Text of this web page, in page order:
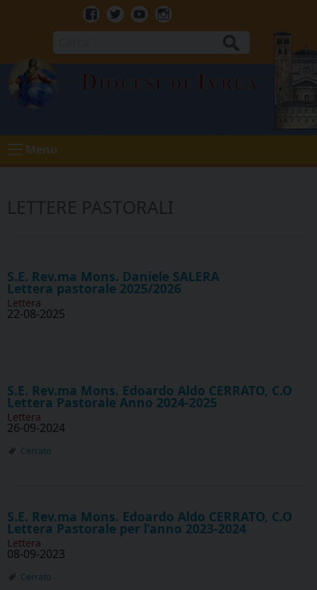
Facebook
TwitterYoutubeInstagram
Diocesi di Ivrea
Menu
S.E. Rev.ma Mons. Daniele SALERA
Lettera pastorale 2025/2026
Lettera
22-08-2025
S.E. Rev.ma Mons. Edoardo Aldo CERRATO, C.O
Lettera Pastorale Anno 2024-2025
Lettera
26-09-2024
Cerrato
S.E. Rev.ma Mons. Edoardo Aldo CERRATO, C.O
Lettera Pastorale per l’anno 2023-2024
Lettera
08-09-2023
Cerrato